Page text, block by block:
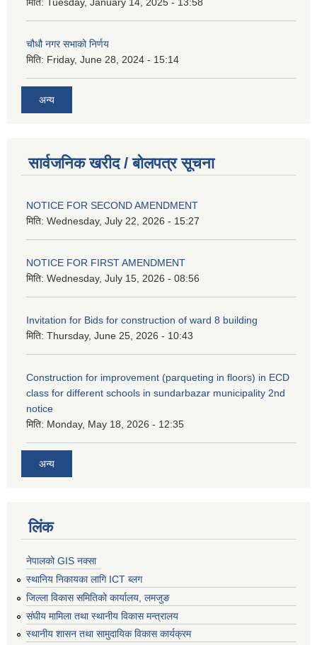
मिति: Tuesday, January 14, 2025 - 13:58
चौधौ नगर सभाको निर्णय
मिति: Friday, June 28, 2024 - 15:14
अन्य
सार्वजनिक खरीद / बोलपत्र सूचना
NOTICE FOR SECOND AMENDMENT
मिति: Wednesday, July 22, 2026 - 15:27
NOTICE FOR FIRST AMENDMENT
मिति: Wednesday, July 15, 2026 - 08:56
Invitation for Bids for construction of ward 8 building
मिति: Thursday, June 25, 2026 - 10:43
Construction for improvement (parqueting in floors) in ECD
class for different schools in sundarbazar municipality 2nd
notice
मिति: Monday, May 18, 2026 - 12:35
अन्य
लिंक
नेपालको GIS नक्सा
स्थानिय निकायका लागि ICT ब्लग
जिल्ला विकास समितिको कार्यालय, लमजुङ
संघीय मामिला तथा स्थानीय विकास मन्त्रालय
स्थानीय शासन तथा सामुदायिक विकास कार्यक्रम